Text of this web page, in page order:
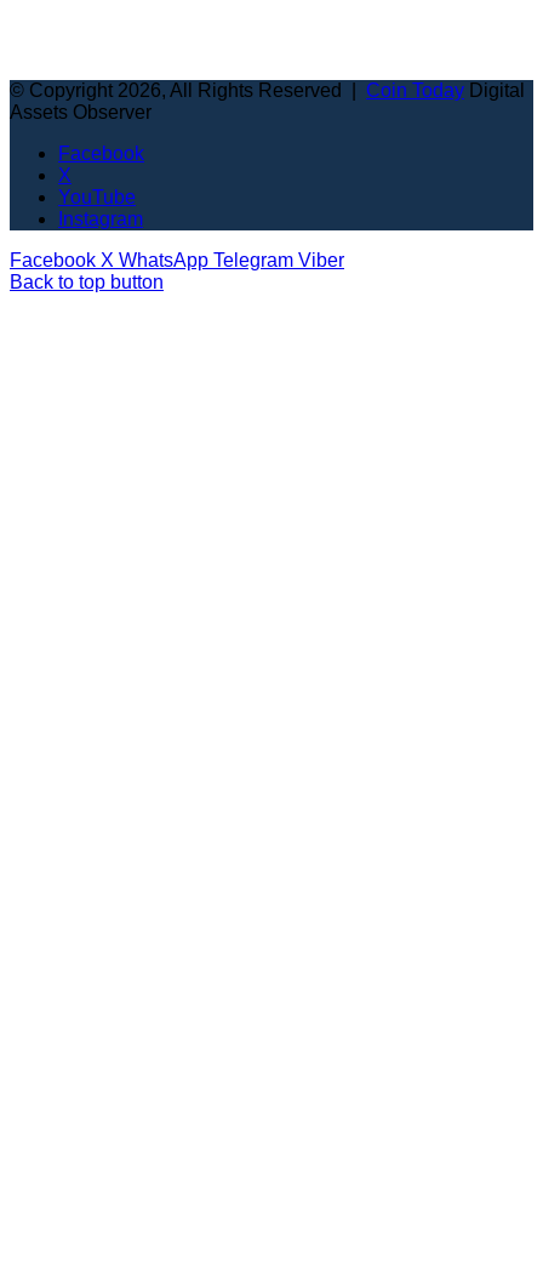
© Copyright 2026, All Rights Reserved | Coin Today Digital
Assets Observer
Facebook
X
YouTube
Instagram
Facebook X WhatsApp Telegram Viber
Back to top button